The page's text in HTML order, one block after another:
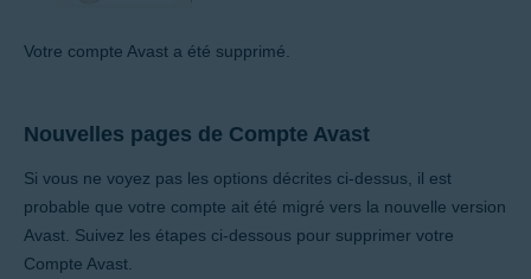
Votre compte Avast a été supprimé.
Nouvelles pages de Compte Avast
Si vous ne voyez pas les options décrites ci-dessus, il est
probable que votre compte ait été migré vers la nouvelle version
Avast. Suivez les étapes ci-dessous pour supprimer votre
Compte Avast.